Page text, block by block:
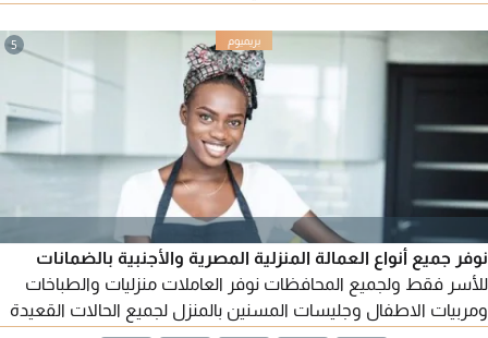
5
نوفر جميع أنواع العمالة المنزلية المصرية والأجنبية بالضمانات
للأسر فقط ولجميع المحافظات نوفر العاملات منزليات والطباخات
ومربيات الاطفال وجليسات المسنين بالمنزل لجميع الحالات القعيدة